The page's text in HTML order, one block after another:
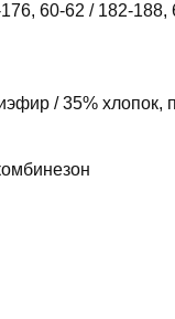
60-62 / 182-
/ 35% хлопок,